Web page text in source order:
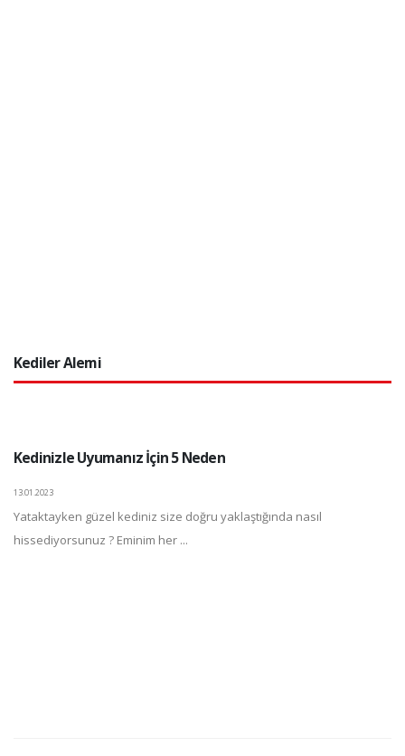
Kediler Alemi
Kedinizle Uyumanız İçin 5 Neden
13.01.2023
Yataktayken güzel kediniz size doğru yaklaştığında nasıl
hissediyorsunuz ? Eminim her ...